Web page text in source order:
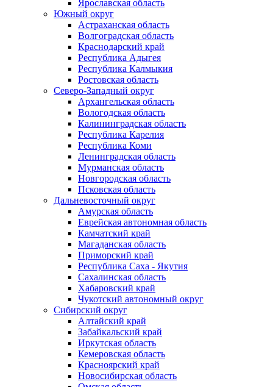
Ярославская область
Южный округ
Астраханская область
Волгоградская область
Краснодарский край
Республика Адыгея
Республика Калмыкия
Ростовская область
Северо-Западный округ
Архангельская область
Вологодская область
Калининградская область
Республика Карелия
Республика Коми
Ленинградская область
Мурманская область
Новгородская область
Псковская область
Дальневосточный округ
Амурская область
Еврейская автономная область
Камчатский край
Магаданская область
Приморский край
Республика Саха - Якутия
Сахалинская область
Хабаровский край
Чукотский автономный округ
Сибирский округ
Алтайский край
Забайкальский край
Иркутская область
Кемеровская область
Красноярский край
Новосибирская область